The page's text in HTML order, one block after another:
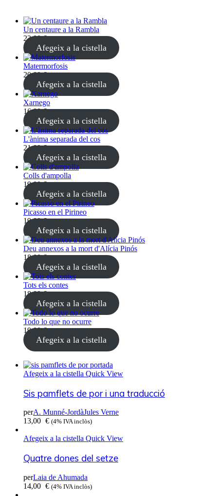
Un centaure a la Rambla
22,00€
Afegeix a la cistella
Matermorfosis
20,00€
Afegeix a la cistella
Xarnego
16,00€
Afegeix a la cistella
L'ànima separada del cos
21,00€
Afegeix a la cistella
Colls d'ampolla
19,00€
Afegeix a la cistella
Picasso en el Pirineo
19,00€
Afegeix a la cistella
Deu annexos a la mort d'Alícia Pinós
18,00€
Afegeix a la cistella
Tots els contes
18,00€
Afegeix a la cistella
Todo lo que no ocurre
19,00€
Afegeix a la cistella
Afegeix a la cistella Quick View
Sis pamflets de por i una traducció
perA. Munné-JordàJules Verne
13,00 € (4% IVA inclòs)
Afegeix a la cistella Quick View
Quatre dones del setze
perLaia de Ahumada
14,00 € (4% IVA inclòs)